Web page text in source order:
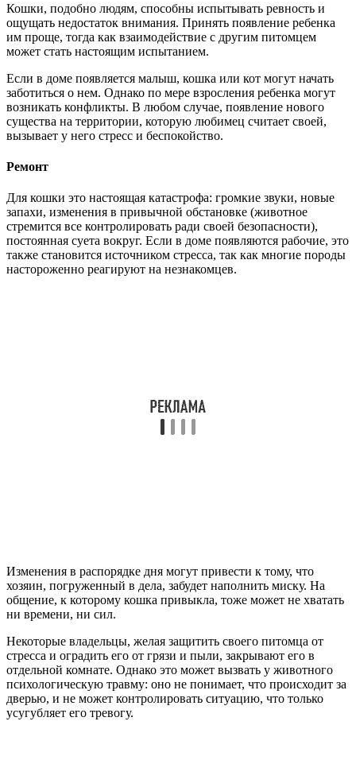
Кошки, подобно людям, способны испытывать ревность и
ощущать недостаток внимания. Принять появление ребенка
им проще, тогда как взаимодействие с другим питомцем
может стать настоящим испытанием.
Если в доме появляется малыш, кошка или кот могут начать
заботиться о нем. Однако по мере взросления ребенка могут
возникать конфликты. В любом случае, появление нового
существа на территории, которую любимец считает своей,
вызывает у него стресс и беспокойство.
Ремонт
Для кошки это настоящая катастрофа: громкие звуки, новые
запахи, изменения в привычной обстановке (животное
стремится все контролировать ради своей безопасности),
постоянная суета вокруг. Если в доме появляются рабочие, это
также становится источником стресса, так как многие породы
настороженно реагируют на незнакомцев.
Изменения в распорядке дня могут привести к тому, что
хозяин, погруженный в дела, забудет наполнить миску. На
общение, к которому кошка привыкла, тоже может не хватать
ни времени, ни сил.
Некоторые владельцы, желая защитить своего питомца от
стресса и оградить его от грязи и пыли, закрывают его в
отдельной комнате. Однако это может вызвать у животного
психологическую травму: оно не понимает, что происходит за
дверью, и не может контролировать ситуацию, что только
усугубляет его тревогу.